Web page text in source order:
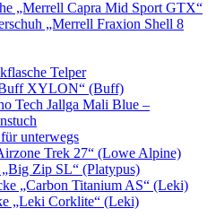
„Merrell Capra Mid Sport GTX“
„Merrell Fraxion Shell 8
Telper
XYLON“ (Buff)
Tech Jallga Mali Blue –
unterwegs
Trek 27“ (Lowe Alpine)
Zip SL“ (Platypus)
„Carbon Titanium AS“ (Leki)
„Leki Corklite“ (Leki)